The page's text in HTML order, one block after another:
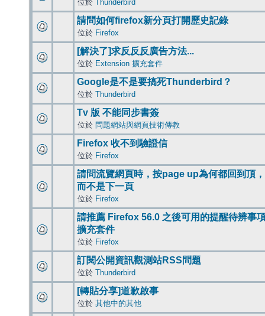
位於 Thunderbird
請問如何firefox新分頁打開歷史記錄
位於 Firefox
[解決了]求反反反廣告方法...
位於 Extension 擴充套件
Google是不是要搞死Thunderbird？
位於 Thunderbird
Tv 版 不能同步書簽
位於 問題網站與網頁技術傳教
Firefox 收不到驗證信
位於 Firefox
請問流覽網頁時，按page up為何都回到頂，
而不是下一頁
位於 Firefox
請推薦 Firefox 56.0 之後可用的提醒待辨事
擴充套件
位於 Firefox
訂閱公開資訊觀測站RSS問題
位於 Thunderbird
[轉貼分享]道歉啟事
位於 其他中的其他